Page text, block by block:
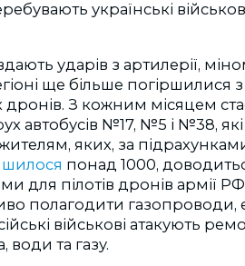
українські
ударів з артилерії,
ще більше погіршилися з
дронів. З кожним місяцем
автобусів №17, №5 і №38,
яких, за
понад 1000,
для пілотів дронів армії
полагодити газопроводи,
військові атакують
води та газу.